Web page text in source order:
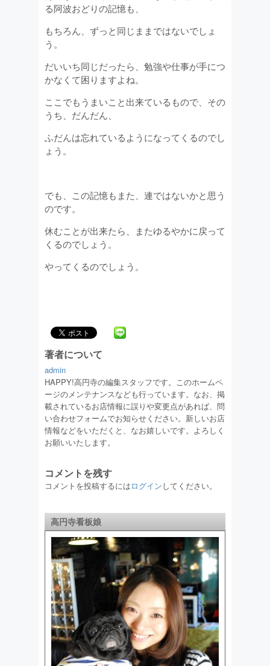
る阿波おどりの記憶も、
もちろん、ずっと同じままではないでしょ
う。
だいいち同じだったら、勉強や仕事が手につ
かなくて困りますよね。
ここでもうまいこと出来ているもので、その
うち、だんだん、
ふだんは忘れているようになってくるのでし
ょう。
でも、この記憶もまた、連ではないかと思う
のです。
休むことが出来たら、またゆるやかに戻って
くるのでしょう。
やってくるのでしょう。
著者について
admin
HAPPY!高円寺の編集スタッフです。このホームペ
ージのメンテナンスなども行っています。なお、掲
載されているお店情報に誤りや変更点があれば、問
い合わせフォームでお知らせください。新しいお店
情報などをいただくと、なお嬉しいです。よろしく
お願いいたします。
コメントを残す
コメントを投稿するにはログインしてください。
高円寺看板娘